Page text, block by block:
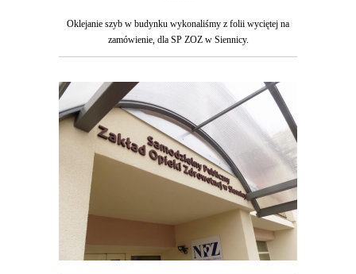
Oklejanie szyb w budynku wykonaliśmy z folii wyciętej na
zamówienie, dla SP ZOZ w Siennicy.